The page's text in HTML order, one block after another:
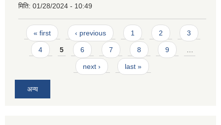
मिति: 01/28/2024 - 10:49
Pages
« first ‹ previous 1 2 3
4 5 6 7 8 9
next › last »
अन्य